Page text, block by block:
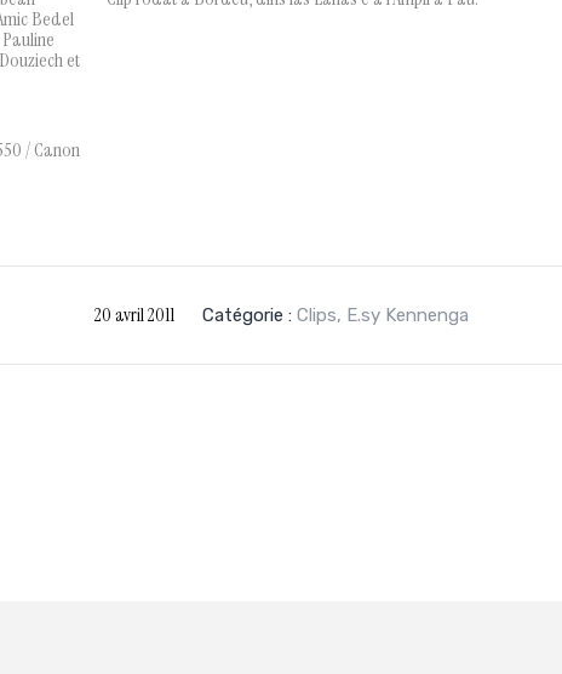
Bedel
et
/ Canon
20 avril 2011 Catégorie : Clips, E.sy Kennenga